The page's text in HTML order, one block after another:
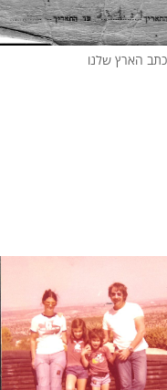
הארץ שלנו